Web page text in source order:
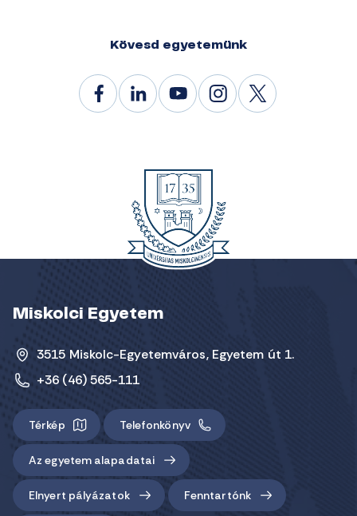
Kövesd egyetemünk
Miskolci Egyetem
3515 Miskolc-Egyetemváros, Egyetem út 1.
+36 (46) 565-111
Térkép Telefonkönyv
Az egyetem alapadatai
Elnyert pályázatok Fenntartónk